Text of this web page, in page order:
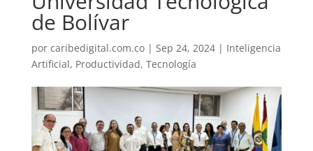
de Bolívar
por caribedigital.com.co| Sep 24, 2024| Inteligencia
Artificial, Productividad, Tecnología